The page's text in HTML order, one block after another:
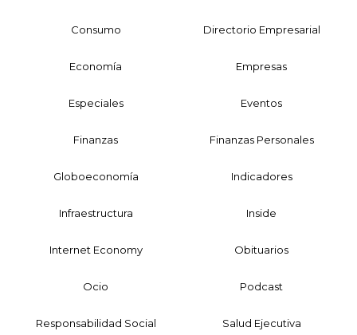
Consumo Directorio Empresarial
Economía Empresas
Especiales Eventos
Finanzas Finanzas Personales
Globoeconomía Indicadores
Infraestructura Inside
Internet Economy Obituarios
Ocio Podcast
Responsabilidad Social Salud Ejecutiva